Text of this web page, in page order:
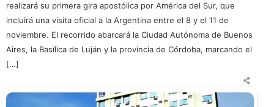
realizará su primera gira apostólica por América del Sur, que
incluirá una visita oficial a la Argentina entre el 8 y el 11 de
noviembre. El recorrido abarcará la Ciudad Autónoma de Buenos
Aires, la Basílica de Luján y la provincia de Córdoba, marcando el
[…]